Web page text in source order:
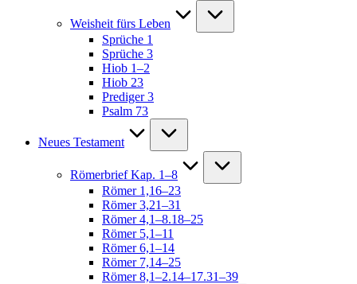
Weisheit fürs Leben
Sprüche 1
Sprüche 3
Hiob 1–2
Hiob 23
Prediger 3
Psalm 73
Neues Testament
Römerbrief Kap. 1–8
Römer 1,16–23
Römer 3,21–31
Römer 4,1–8.18–25
Römer 5,1–11
Römer 6,1–14
Römer 7,14–25
Römer 8,1–2.14–17.31–39